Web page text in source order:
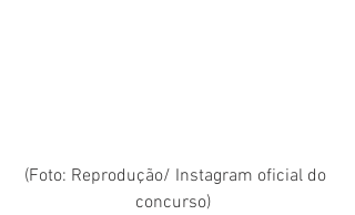
(Foto: Reprodução/ Instagram oficial do
concurso)